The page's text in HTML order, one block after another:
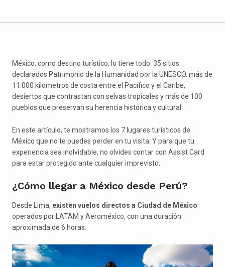
México, como destino turístico, lo tiene todo: 35 sitios
declarados Patrimonio de la Humanidad por la UNESCO, más de
11.000 kilómetros de costa entre el Pacífico y el Caribe,
desiertos que contrastan con selvas tropicales y más de 100
pueblos que preservan su herencia histórica y cultural.
En este artículo, te mostramos los 7 lugares turísticos de
México que no te puedes perder en tu visita. Y para que tu
experiencia sea inolvidable, no olvides contar con Assist Card
para estar protegido ante cualquier imprevisto.
¿Cómo llegar a México desde Perú?
Desde Lima, existen vuelos directos a Ciudad de México
operados por LATAM y Aeroméxico, con una duración
aproximada de 6 horas.